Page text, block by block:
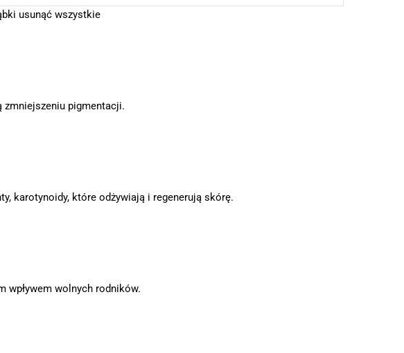
usunąć wszystkie
zmniejszeniu pigmentacji.
karotynoidy, które odżywiają i regenerują skórę.
wpływem wolnych rodników.